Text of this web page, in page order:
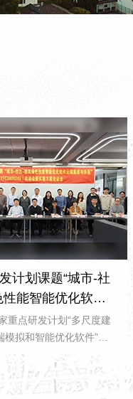
计划课题“城市-社
能智能优化软件
范”启动暨实施论
重点研发计划“多尺度建
拟和智能优化软件”项
-社区-建筑绿色性能智
集成与示范（编号：
）”启动会暨实施方案